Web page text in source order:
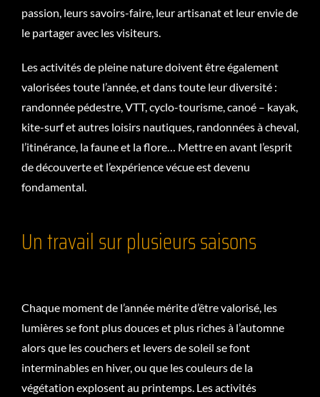
passion, leurs savoirs-faire, leur artisanat et leur envie de
le partager avec les visiteurs.
Les activités de pleine nature doivent être également
valorisées toute l’année, et dans toute leur diversité :
randonnée pédestre, VTT, cyclo-tourisme, canoé – kayak,
kite-surf et autres loisirs nautiques, randonnées à cheval,
l’itinérance, la faune et la flore… Mettre en avant l’esprit
de découverte et l’expérience vécue est devenu
fondamental.
Un travail sur plusieurs saisons
Chaque moment de l’année mérite d’être valorisé, les
lumières se font plus douces et plus riches à l’automne
alors que les couchers et levers de soleil se font
interminables en hiver, ou que les couleurs de la
végétation explosent au printemps. Les activités